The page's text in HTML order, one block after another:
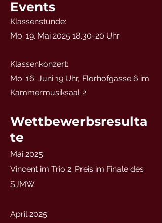
Events
Klassenstunde:
Mo. 19. Mai 2025 18.30-20 Uhr
Klassenkonzert:
Mo. 16. Juni 19 Uhr, Florhofgasse 6 im
Kammermusiksaal 2
Wettbewerbsresulta
te
Mai 2025:
Vincent im Trio 2. Preis im Finale des
SJMW
April 2025: